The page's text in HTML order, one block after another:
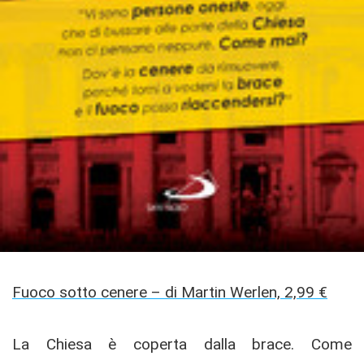
Fuoco sotto cenere – di Martin Werlen, 2,99 €
La Chiesa è coperta dalla brace. Come